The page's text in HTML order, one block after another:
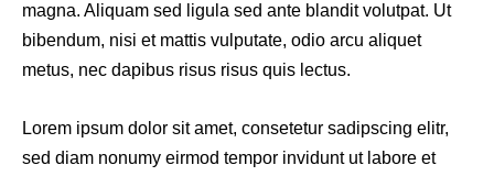
magna. Aliquam sed ligula sed ante blandit volutpat. Ut
bibendum, nisi et mattis vulputate, odio arcu aliquet
metus, nec dapibus risus risus quis lectus.
Lorem ipsum dolor sit amet, consetetur sadipscing elitr,
sed diam nonumy eirmod tempor invidunt ut labore et